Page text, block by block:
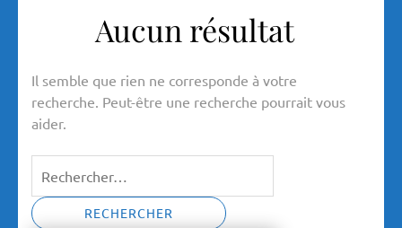
Aucun résultat
Il semble que rien ne corresponde à votre
recherche. Peut-être une recherche pourrait vous
aider.